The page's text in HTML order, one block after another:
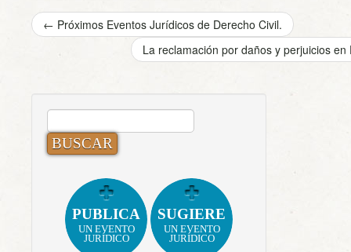
← Próximos Eventos Jurídicos de Derecho Civil.
La reclamación por daños y perjuicios
BUSCAR:
PUBLICA
UN EVENTO
JURÍDICO
SUGIERE
UN EVENTO
JURÍDICO